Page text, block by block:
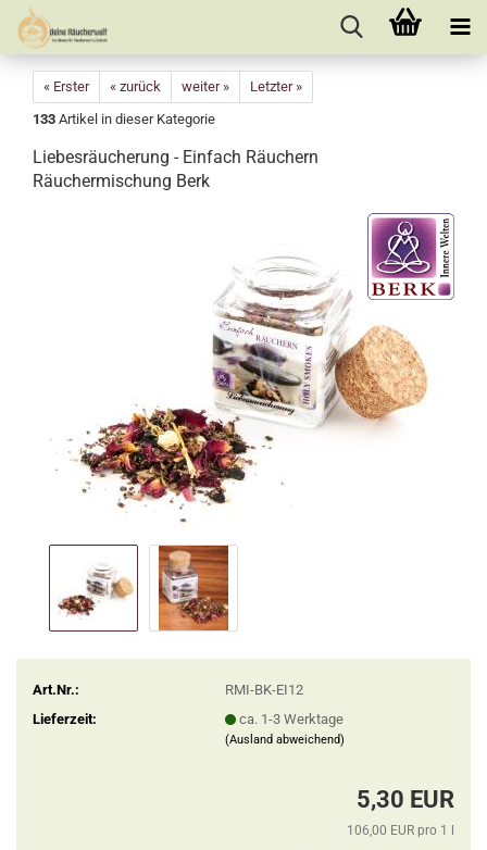
« Erster « zurück weiter »
Letzter »
133 Artikel in dieser Kategorie
Liebesräucherung - Einfach Räuchern
Räuchermischung Berk
Art.Nr.:
RMI-BK-EI12
Lieferzeit:
ca. 1-3 Werktage
(Ausland abweichend)
5,30 EUR
106,00 EUR pro 1 l